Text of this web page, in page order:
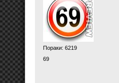
Пораки: 6219
69